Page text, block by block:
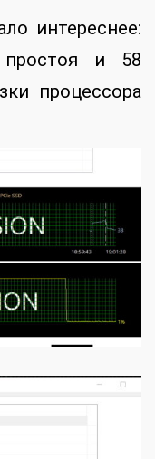
интереснее:
и 58
процессора